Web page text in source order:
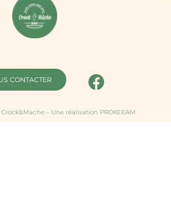
CONTACTER
– Une réalisation PROXEEAM